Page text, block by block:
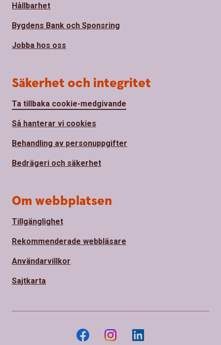
Hållbarhet
Bygdens Bank och Sponsring
Jobba hos oss
Säkerhet och integritet
Ta tillbaka cookie-medgivande
Så hanterar vi cookies
Behandling av personuppgifter
Bedrägeri och säkerhet
Om webbplatsen
Tillgänglighet
Rekommenderade webbläsare
Användarvillkor
Sajtkarta